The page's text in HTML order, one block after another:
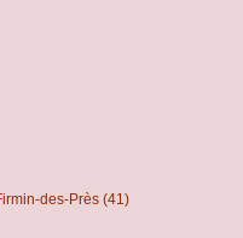
des-Près (41)